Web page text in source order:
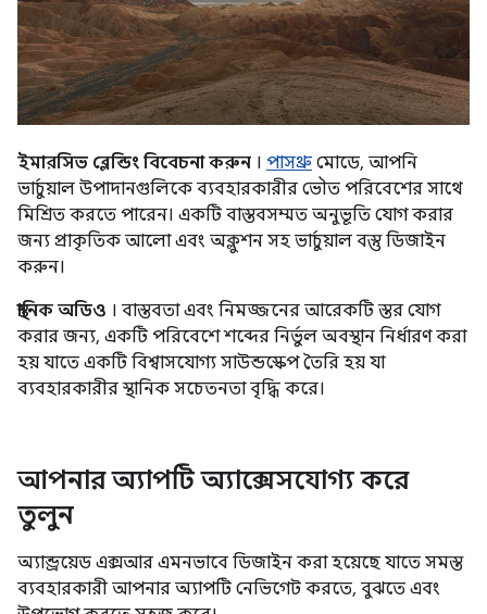
ইমারসিভ ব্লেন্ডিং বিবেচনা করুন । পাসথ্রু মোডে, আপনি
ভার্চুয়াল উপাদানগুলিকে ব্যবহারকারীর ভৌত পরিবেশের সাথে
মিশ্রিত করতে পারেন। একটি বাস্তবসম্মত অনুভূতি যোগ করার
জন্য প্রাকৃতিক আলো এবং অক্লুশন সহ ভার্চুয়াল বস্তু ডিজাইন
করুন।
স্থানিক অডিও । বাস্তবতা এবং নিমজ্জনের আরেকটি স্তর যোগ
করার জন্য, একটি পরিবেশে শব্দের নির্ভুল অবস্থান নির্ধারণ করা
হয় যাতে একটি বিশ্বাসযোগ্য সাউন্ডস্কেপ তৈরি হয় যা
ব্যবহারকারীর স্থানিক সচেতনতা বৃদ্ধি করে।
আপনার অ্যাপটি অ্যাক্সেসযোগ্য করে
তুলুন
অ্যান্ড্রয়েড এক্সআর এমনভাবে ডিজাইন করা হয়েছে যাতে সমস্ত
ব্যবহারকারী আপনার অ্যাপটি নেভিগেট করতে, বুঝতে এবং